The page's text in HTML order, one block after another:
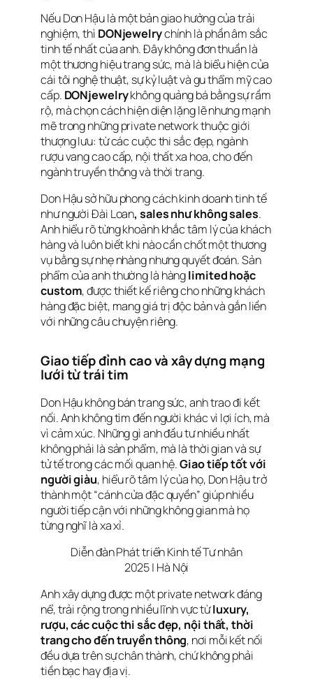
Nếu Don Hậu là một bản giao hưởng của trải
nghiệm, thì DONjewelrychính là phần âm sắc
tinh tế nhất của anh. Đây không đơn thuần là
một thương hiệu trang sức, mà là biểu hiện của
cái tôi nghệ thuật, sự kỷ luật và gu thẩm mỹ cao
cấp. DONjewelrykhông quảng bá bằng sự rầm
rộ, mà chọn cách hiện diện lặng lẽ nhưng mạnh
mẽ trong những private network thuộc giới
thượng lưu: từ các cuộc thi sắc đẹp, ngành
rượu vang cao cấp, nội thất xa hoa, cho đến
ngành truyền thông và thời trang.
Don Hậu sở hữu phong cách kinh doanh tinh tế
như người Đài Loan, sales như không sales.
Anh hiểu rõ từng khoảnh khắc tâm lý của khách
hàng và luôn biết khi nào cần chốt một thương
vụ bằng sự nhẹ nhàng nhưng quyết đoán. Sản
phẩm của anh thường là hànglimited hoặc
custom, được thiết kế riêng cho những khách
hàng đặc biệt, mang giá trị độc bản và gắn liền
với những câu chuyện riêng.
Giao tiếp đỉnh cao và xây dựng mạng
lưới từ trái tim
Don Hậu không bán trang sức, anh trao đi kết
nối. Anh không tìm đến người khác vì lợi ích, mà
vì cảm xúc. Những gì anh đầu tư nhiều nhất
không phải là sản phẩm, mà là thời gian và sự
tử tế trong các mối quan hệ.Giao tiếp tốt với
người giàu, hiểu rõ tâm lý của họ, Don Hậu trở
thành một “cánh cửa đặc quyền” giúp nhiều
người tiếp cận với những không gian mà họ
từng nghĩ là xa xỉ.
Diễn đàn Phát triển Kinh tế Tư nhân
2025 | Hà Nội
Anh xây dựng được một private network đáng
nể, trải rộng trong nhiều lĩnh vực từluxury,
rượu, các cuộc thi sắc đẹp, nội thất, thời
trang cho đến truyền thông, nơi mỗi kết nối
đều dựa trên sự chân thành, chứ không phải
tiền bạc hay địa vị.